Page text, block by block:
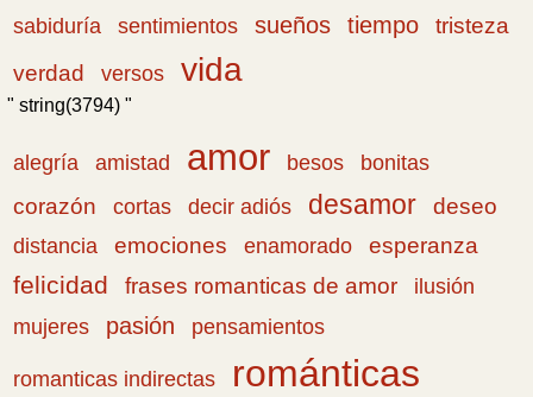
sabiduría sentimientos sueños tiempo
tristeza
verdad
versos vida
" string(3794) "
alegría amistad amor besos
bonitas
corazón
cortas decir adiós desamor deseo
distancia emociones enamorado esperanza
felicidad frases romanticas de amor
ilusión
mujeres
pasión pensamientos
romanticas indirectas románticas